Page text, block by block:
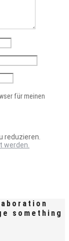
für meinen
reduzieren.
werden.
something